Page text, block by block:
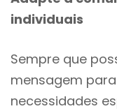
individuais
Sempre que
mensagem
necessidades